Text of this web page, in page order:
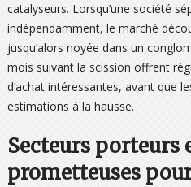
catalyseurs. Lorsqu’une société
indépendamment, le marché
jusqu’alors noyée dans un
mois suivant la scission offrent
d’achat intéressantes, avant que
estimations à la hausse.
Secteurs porteurs
prometteuses